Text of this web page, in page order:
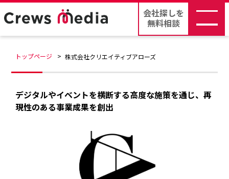
会社探しを
無料相談
トップページ 株式会社クリエイティブアローズ
デジタルやイベントを横断する高度な施策を通じ、再
現性のある事業成果を創出